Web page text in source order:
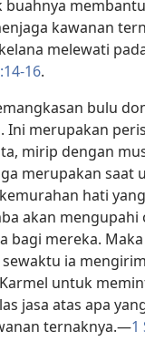
buahnya
kawanan
melewati
16.
bulu
Ini merupakan
mirip dengan
merupakan saat
hati
akan mengupahi
bagi mereka.
ia
untuk
jasa atas apa
ternaknya.—1